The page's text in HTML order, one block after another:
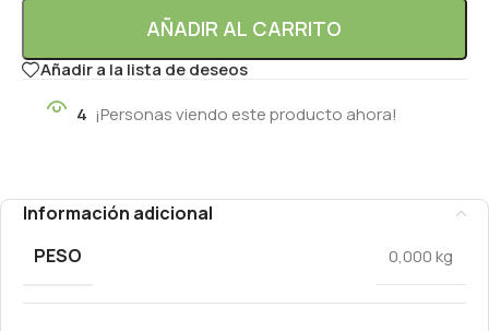
AÑADIR AL CARRITO
Añadir a la lista de deseos
4 ¡Personas viendo este producto ahora!
Información adicional
PESO
0,000 kg